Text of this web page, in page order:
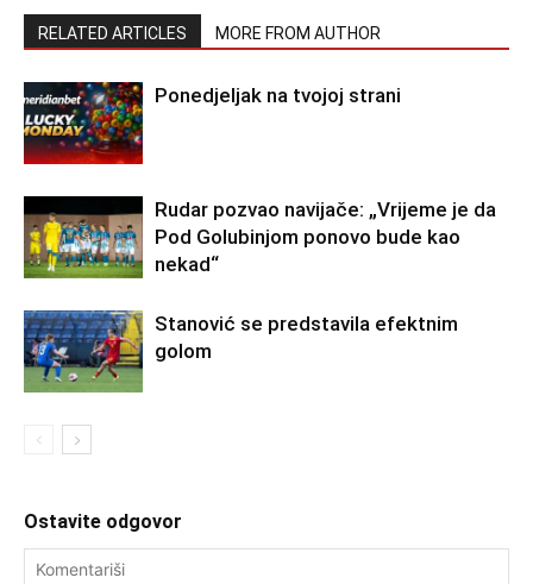
RELATED ARTICLES MORE FROM AUTHOR
Ponedjeljak na tvojoj strani
Rudar pozvao navijače: „Vrijeme je da
Pod Golubinjom ponovo bude kao
nekad“
Stanović se predstavila efektnim
golom
Ostavite odgovor